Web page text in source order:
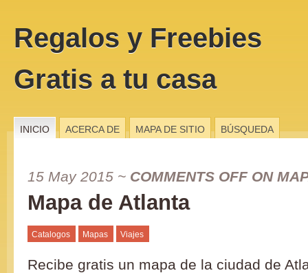
Regalos y Freebies
Gratis a tu casa
INICIO ACERCA DE MAPA DE SITIO BÚSQUEDA
15 May 2015 ~ COMMENTS OFFON
Mapa de Atlanta
Catalogos Mapas Viajes
Recibe gratis un mapa de la ciudad de